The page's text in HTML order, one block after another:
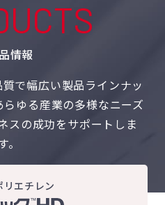
情報
で幅広い製品ラインナッ
らゆる産業の多様なニーズ
スの成功をサポートしま
。
リエチレン